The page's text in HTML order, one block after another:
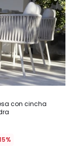
con cincha